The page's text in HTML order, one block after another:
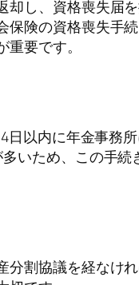
し、資格喪失届
険の資格喪失手
要です。
以内に年金事務
いため、この手続
割協議を経なけ